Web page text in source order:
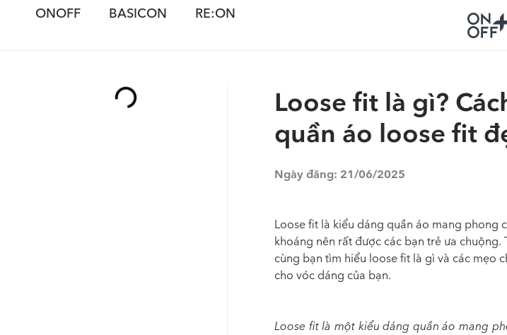
ONOFF BASICON RE:ON
Loose fit là gì?
quần áo loose fit
Ngày đăng: 21/06/2025
Loose fit là kiểu dáng quần áo mang phong
khoáng nên rất được các bạn trẻ ưa chuộng.
cùng bạn tìm hiểu loose fit là gì và các mẹo
cho vóc dáng của bạn.
Loose fitlà một kiểu dáng quần áo mang